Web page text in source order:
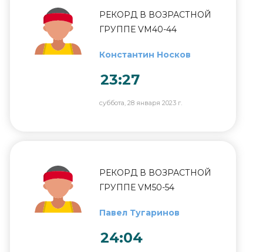
РЕКОРД В ВОЗРАСТНОЙ
ГРУППЕ VM40-44
Константин Носков
23:27
суббота, 28 января 2023 г.
РЕКОРД В ВОЗРАСТНОЙ
ГРУППЕ VM50-54
Павел Тугаринов
24:04